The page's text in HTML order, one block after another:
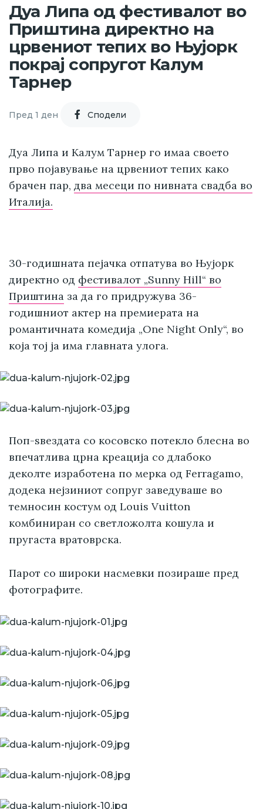
Дуа Липа од фестивалот во
Приштина директно на
црвениот тепих во Њујорк
покрај сопругот Калум
Тарнер
Пред 1 ден Cподели
Дуа Липа и Калум Тарнер го имаа своето
прво појавување на црвениот тепих како
брачен пар, два месеци по нивната свадба во
Италија.
30-годишната пејачка отпатува во Њујорк
директно од фестивалот „Sunny Hill“ во
Приштина за да го придружува 36-
годишниот актер на премиерата на
романтичната комедија „One Night Only“, во
која тој ја има главната улога.
Поп-ѕвездата со косовско потекло блесна во
впечатлива црна креација со длабоко
деколте изработена по мерка од Ferragamo,
додека нејзиниот сопруг заведуваше во
темносин костум од Louis Vuitton
комбиниран со светложолта кошула и
пругаста вратоврска.
Парот со широки насмевки позираше пред
фотографите.